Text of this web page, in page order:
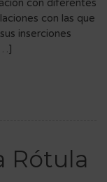
con diferentes
con las que
inserciones
Rótula